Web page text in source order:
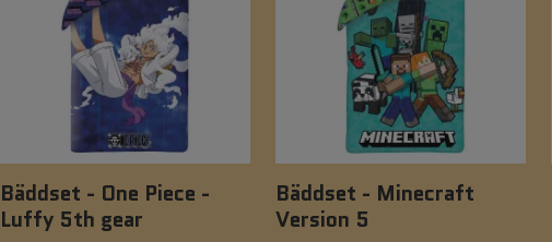
Bäddset - One Piece -
Luffy 5th gear
Bäddset - Minecraft
Version 5